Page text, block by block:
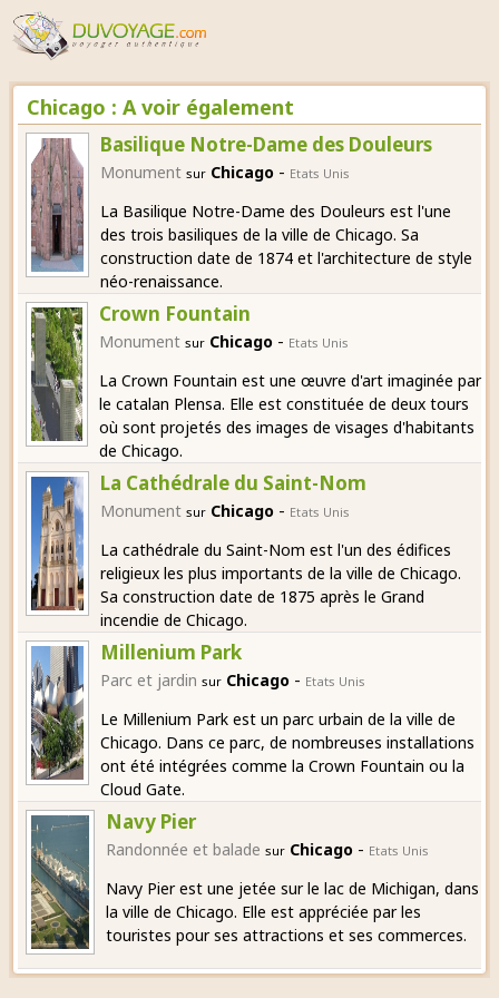
Chicago : A voir également
Basilique Notre-Dame des Douleurs
Monument sur Chicago - Etats Unis
La Basilique Notre-Dame des Douleurs est l'une
des trois basiliques de la ville de Chicago. Sa
construction date de 1874 et l'architecture de style
néo-renaissance.
Crown Fountain
Monument sur Chicago- Etats Unis
La Crown Fountain est une œuvre d'art imaginée par
le catalan Plensa. Elle est constituée de deux tours
où sont projetés des images de visages d'habitants
de Chicago.
La Cathédrale du Saint-Nom
Monument sur Chicago- Etats Unis
La cathédrale du Saint-Nom est l'un des édifices
religieux les plus importants de la ville de Chicago.
Sa construction date de 1875 après le Grand
incendie de Chicago.
Millenium Park
Parc et jardin sur Chicago- Etats Unis
Le Millenium Park est un parc urbain de la ville de
Chicago. Dans ce parc, de nombreuses installations
ont été intégrées comme la Crown Fountain ou la
Cloud Gate.
Navy Pier
Randonnée et balade sur Chicago- Etats Unis
Navy Pier est une jetée sur le lac de Michigan, dans
la ville de Chicago. Elle est appréciée par les
touristes pour ses attractions et ses commerces.